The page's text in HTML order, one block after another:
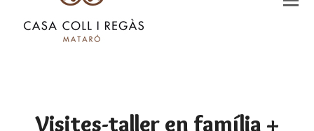
Visites-taller en família +